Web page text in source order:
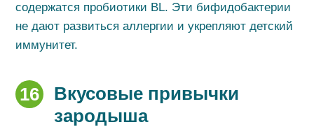
содержатся пробиотики BL. Эти бифидобактерии
не дают развиться аллергии и укрепляют детский
иммунитет.
16
Вкусовые привычки
зародыша